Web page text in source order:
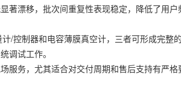
漂移，批次间重复性表现稳定，降低了用户
/控制器和电容薄膜真空计，三者可形成完整的
调试工作。
务，尤其适合对交付周期和售后支持有严格